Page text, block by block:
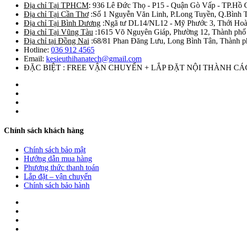
Địa chỉ Tại TPHCM: 936 Lê Đức Thọ - P15 - Quận Gò Vấp - TP.Hồ
Địa chỉ Tại Cần Thơ:Số 1 Nguyễn Văn Linh, P.Long Tuyền, Q.Bình
Địa chỉ Tại Bình Dương :Ngã tư DL14/NL12 - Mỹ Phước 3, Thới
Địa chỉ Tại Vũng Tàu :1615 Võ Nguyên Giáp, Phường 12, Thành
Địa chỉ tại Đồng Nai :68/81 Phan Đăng Lưu, Long Bình Tân, Thành
Hotline: 036 912 4565
Email: kesieuthihanatech@gmail.com
ĐẶC BIỆT : FREE VẬN CHUYỂN + LẮP ĐẶT NỘI THÀNH
Chính sách khách hàng
Chính sách bảo mật
Hướng dẫn mua hàng
Phương thức thanh toán
Lắp đặt – vận chuyển
Chính sách bảo hành